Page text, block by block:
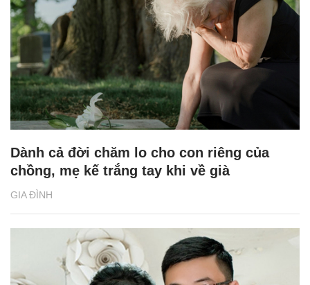
GIA ĐÌNH
Dành cả đời chăm lo cho con riêng của
chồng, mẹ kế trắng tay khi về già